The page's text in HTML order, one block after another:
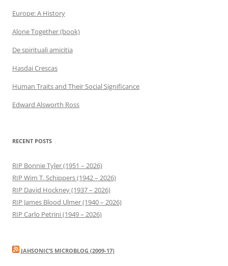
Europe: A History
Alone Together (book)
De spirituali amicitia
Hasdai Crescas
Human Traits and Their Social Significance
Edward Alsworth Ross
RECENT POSTS
RIP Bonnie Tyler (1951 – 2026)
RIP Wim T. Schippers (1942 – 2026)
RIP David Hockney (1937 – 2026)
RIP James Blood Ulmer (1940 – 2026)
RIP Carlo Petrini (1949 – 2026)
JAHSONIC’S MICROBLOG (2009-17)